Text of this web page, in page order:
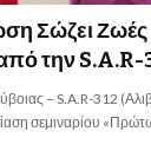
Σώζει Ζωές
την S.A.R-
– S.A.R-312
σεμιναρίου